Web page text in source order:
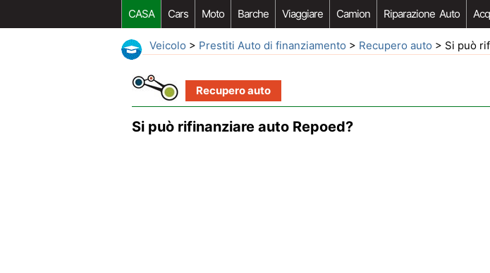
CASA Cars Moto Barche Viaggiare Camion Riparazione Auto
Veicolo > Prestiti Auto di finanziamento > Recupero auto > Si può
Recupero auto
Si può rifinanziare auto Repoed?